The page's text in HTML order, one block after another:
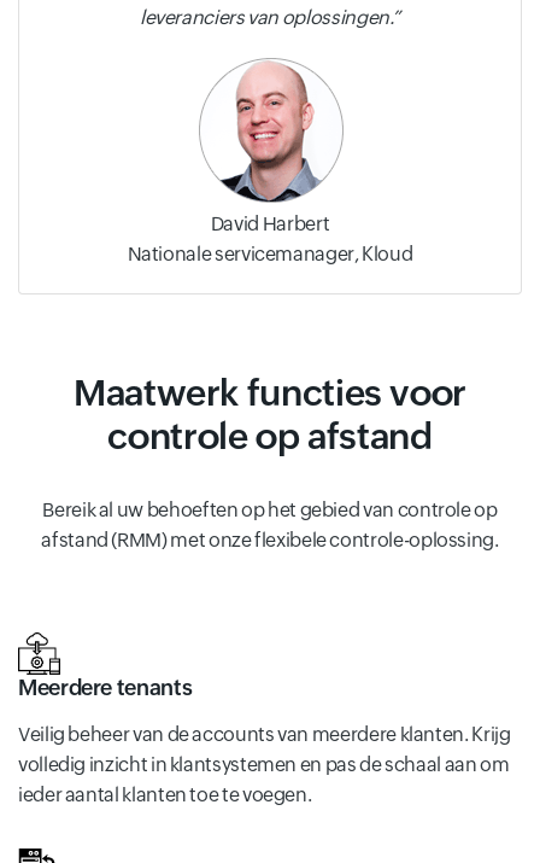
leveranciers van oplossingen.
David Harbert
Nationale servicemanager, Kloud
Maatwerk functies voor
controle op afstand
Bereik al uw behoeften op het gebied van controle op
afstand (RMM) met onze flexibele controle-oplossing.
Meerdere tenants
Veilig beheer van de accounts van meerdere klanten. Krijg
volledig inzicht in klantsystemen en pas de schaal aan om
ieder aantal klanten toe te voegen.